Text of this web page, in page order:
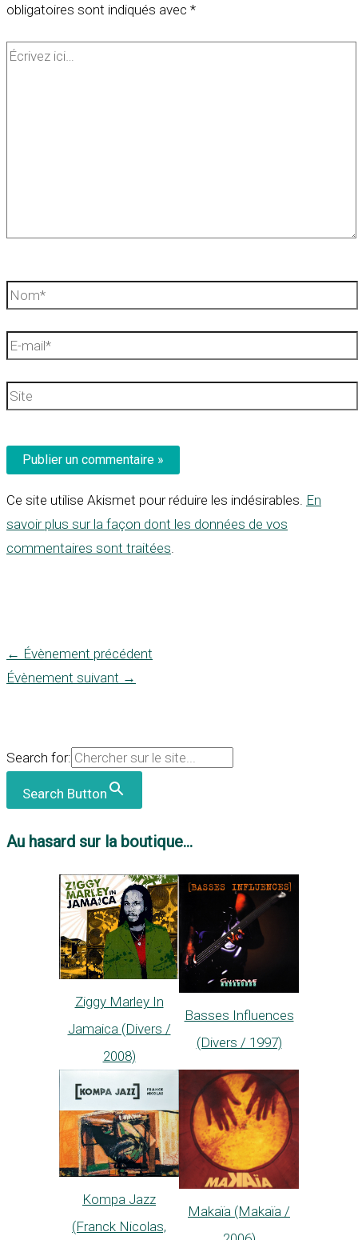
obligatoires sont indiqués avec *
Écrivez
Nom*
E-
Site
Ce site utilise Akismet pour réduire les indésirables. En
savoir plus sur la façon dont les données de vos
commentaires sont traitées
← Évènement précédent
Évènement suivant →
Search for:
Search Button
Au hasard sur la boutique...
Ziggy Marley In
Jamaica (Divers /
2008)
Basses Influences
(Divers / 1997)
Kompa Jazz
(Franck Nicolas,
Makaïa (Makaïa /